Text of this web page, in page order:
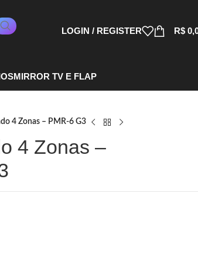
LOGIN / REGISTER R$
MIRROR TV E FLAP
4 Zonas – PMR-6 G3
4 Zonas –